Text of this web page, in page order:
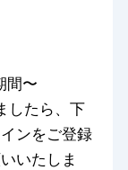
間〜
したら、下
ンをご登録
いたしま